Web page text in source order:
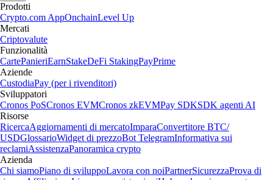
Prodotti
Crypto.com AppOnchainLevel Up
Mercati
Criptovalute
Funzionalità
CartePanieriEarnStakeDeFi StakingPayPrime
Aziende
CustodiaPay (per i rivenditori)
Sviluppatori
Cronos PoSCronos EVMCronos zkEVMPay SDKSDK agenti AI
Risorse
RicercaAggiornamenti di mercatoImparaConvertitore BTC/
USDGlossarioWidget di prezzoBot TelegramInformativa sui
reclamiAssistenzaPanoramica crypto
Azienda
Chi siamoPiano di sviluppoLavora con noiPartnerSicurezzaProva di